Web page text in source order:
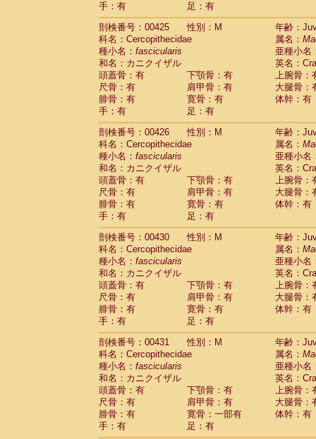
手：有
足：有
剖検番号：00425
性別：M
年齢：
科名：Cercopithecidae
属名：
種小名： fascicularis
亜種小名
和名：カニクイザル
英名：
頭蓋骨：有
下顎骨：有
上腕骨：
尺骨：有
肩甲骨：有
大腿骨：
腓骨：有
寛骨：有
体幹：有
手：有
足：有
剖検番号：00426
性別：M
年齢：
科名：Cercopithecidae
属名：
種小名： fascicularis
亜種小名
和名：カニクイザル
英名：
頭蓋骨：有
下顎骨：有
上腕骨：
尺骨：有
肩甲骨：有
大腿骨：
腓骨：有
寛骨：有
体幹：有
手：有
足：有
剖検番号：00430
性別：M
年齢：
科名：Cercopithecidae
属名：
種小名： fascicularis
亜種小名
和名：カニクイザル
英名：
頭蓋骨：有
下顎骨：有
上腕骨：
尺骨：有
肩甲骨：有
大腿骨：
腓骨：有
寛骨：有
体幹：有
手：有
足：有
剖検番号：00431
性別：M
年齢：
科名：Cercopithecidae
属名：
種小名： fascicularis
亜種小名
和名：カニクイザル
英名：
頭蓋骨：有
下顎骨：有
上腕骨：
尺骨：有
肩甲骨：有
大腿骨：
腓骨：有
寛骨：一部有
体幹：有
手：有
足：有